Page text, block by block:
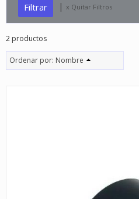
| x Quitar Filtros
2 productos
Ordenar por: Nombre